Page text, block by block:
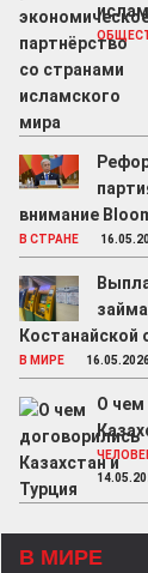
внимание
В СТРАНЕ
Костанайской
В МИРЕ
О чем
В МИРЕ